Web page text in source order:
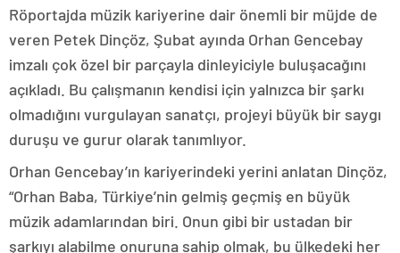
Röportajda müzik kariyerine dair önemli bir müjde de
veren Petek Dinçöz, Şubat ayında Orhan Gencebay
imzalı çok özel bir parçayla dinleyiciyle buluşacağını
açıkladı. Bu çalışmanın kendisi için yalnızca bir şarkı
olmadığını vurgulayan sanatçı, projeyi büyük bir saygı
duruşu ve gurur olarak tanımlıyor.
Orhan Gencebay’ın kariyerindeki yerini anlatan Dinçöz,
“Orhan Baba, Türkiye’nin gelmiş geçmiş en büyük
müzik adamlarından biri. Onun gibi bir ustadan bir
şarkıyı alabilme onuruna sahip olmak, bu ülkedeki her